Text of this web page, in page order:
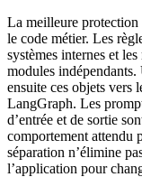
La meilleure protection
le code métier. Les
systèmes internes et
modules
ensuite ces objets vers
LangGraph. Les
d’entrée et de sortie
comportement attendu
séparation n’élimine
l’application pour